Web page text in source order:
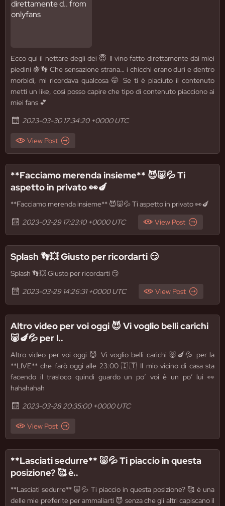
Ecco qui il nettare degli dei 😇 Il vino fatto direttamente dai miei
piedini 🍇👣 Che sensazione strana… i chicchi erano duri e dentro
morbidi, mi ricordava qualcosa 🤭 Se ti è piaciuto il contenuto
metti un like, così posso capire che tipo di contenuto piacciono ai
miei fans 💕
2023-03-30 17:34:20 +0000 UTC
View Post
**Facciamo merenda insieme** 😈🐷💦 Ti
aspetto in privato 👀🍆
**Facciamo merenda insieme** 😈🐷💦 Ti aspetto in privato 👀🍆
2023-03-29 17:23:10 +0000 UTC
View Post
Splash 👣💥 Giusto per ricordarti 😏
Splash 👣💥 Giusto per ricordarti 😏
2023-03-29 14:26:31 +0000 UTC
View Post
Altro video per voi oggi 😈 Vi voglio belli carichi
🐷🍆💦 per l..
Altro video per voi oggi 😈 Vi voglio belli carichi 🐷🍆💦 per la
**LIVE** che farò oggi alle 23:00 🇮🇹 Il mio vicino di casa sta
facendo il trasloco quindi guardo un po’ voi è un po’ lui 👀
hahahahah
2023-03-28 20:35:00 +0000 UTC
View Post
**Lasciati sedurre** 🐷💦 Ti piaccio in questa
posizione? 🥰 è..
**Lasciati sedurre** 🐷💦 Ti piaccio in questa posizione? 🥰 è una
delle mie preferite per ammaliarti 😈 senza che gli altri capiscano il